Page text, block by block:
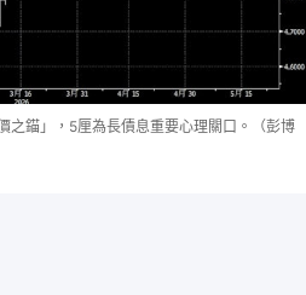
之錨」，5厘為長債息重要心理關口。（彭博